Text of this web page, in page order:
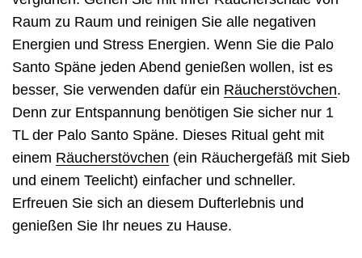
Raum zu Raum und reinigen Sie alle negativen
Energien und Stress Energien. Wenn Sie die Palo
Santo Späne jeden Abend genießen wollen, ist es
besser, Sie verwenden dafür ein Räucherstövchen.
Denn zur Entspannung benötigen Sie sicher nur 1
TL der Palo Santo Späne. Dieses Ritual geht mit
einem Räucherstövchen (ein Räuchergefäß mit Sieb
und einem Teelicht) einfacher und schneller.
Erfreuen Sie sich an diesem Dufterlebnis und
genießen Sie Ihr neues zu Hause.